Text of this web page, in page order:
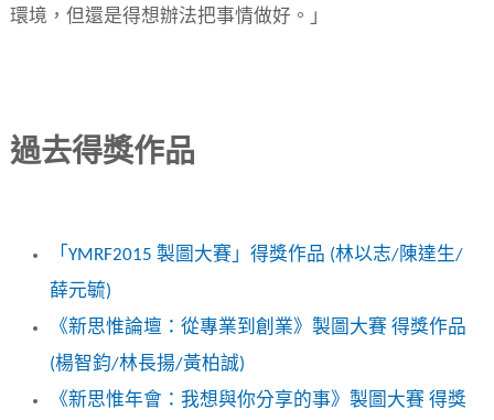
環境，但還是得想辦法把事情做好。」
過去得獎作品
「YMRF2015 製圖大賽」得獎作品 (林以志/陳達生/
薛元毓)
《新思惟論壇：從專業到創業》製圖大賽 得獎作品
(楊智鈞/林長揚/黃柏誠)
《新思惟年會：我想與你分享的事》製圖大賽 得獎